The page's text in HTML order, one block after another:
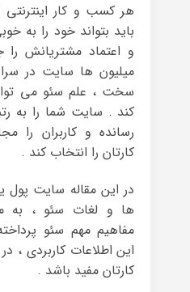
هر کسب و کار
باید بتواند خود را به
و اعتماد مشتریانش
میلیون ها سایت در
سخت ، علم سئو می
کند . سایت شما را به
رسانده و کاربران
کارتان را انتخاب کند .
در این مقاله سایت پول
ها و لغات سئو ، به
مفاهیم مهم سئو
این اطلاعات کاربردی
کارتان مفید باشد .